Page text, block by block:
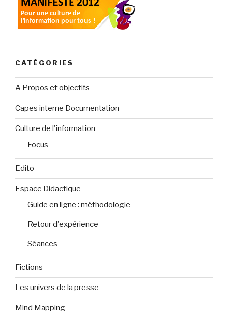
CATÉGORIES
A Propos et objectifs
Capes interne Documentation
Culture de l'information
Focus
Edito
Espace Didactique
Guide en ligne : méthodologie
Retour d'expérience
Séances
Fictions
Les univers de la presse
Mind Mapping